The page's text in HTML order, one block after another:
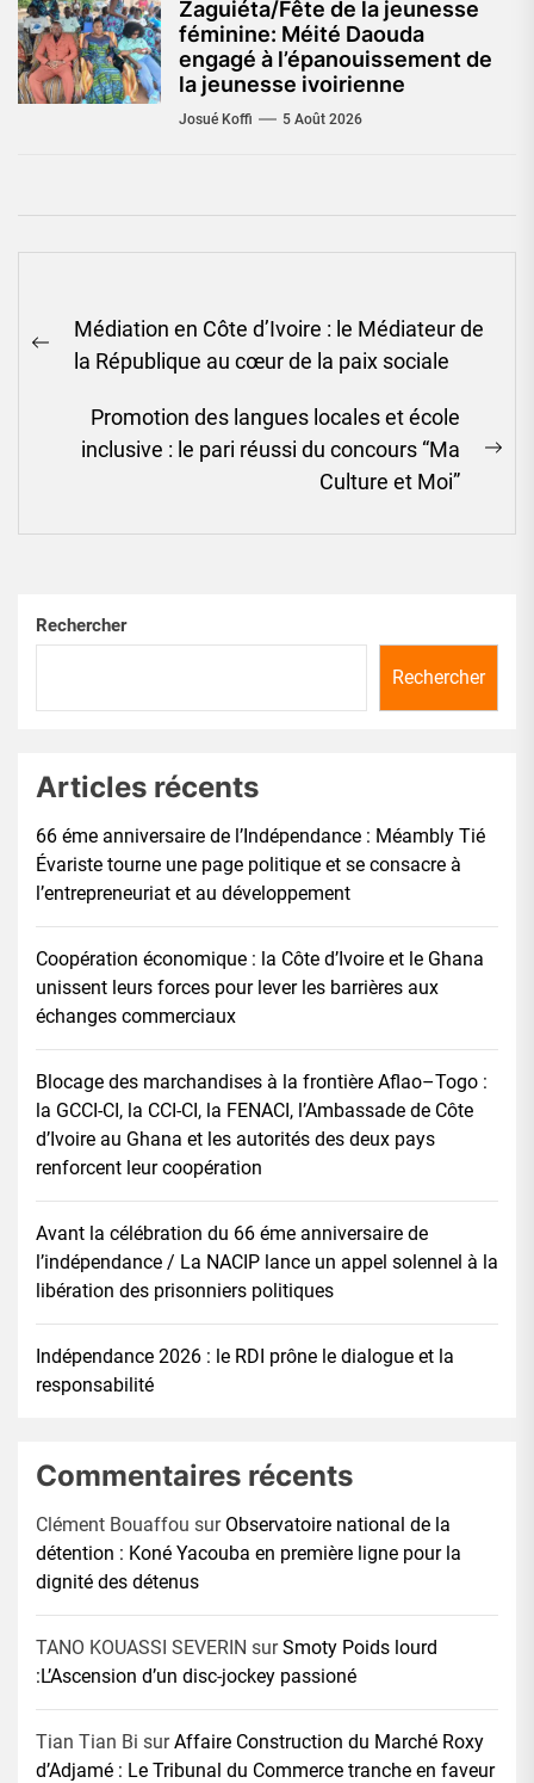
Zaguiéta/Fête de la jeunesse
féminine: Méité Daouda
engagé à l’épanouissement de
la jeunesse ivoirienne
Josué Koffi 5 Août 2026
de
l’article
Previous
Médiation en Côte d’Ivoire : le Médiateur de
la République au cœur de la paix sociale
Promotion des langues locales et école
inclusive : le pari réussi du concours “Ma
Culture et Moi”
Rechercher
Rechercher
Articles récents
66 éme anniversaire de l’Indépendance : Méambly Tié
Évariste tourne une page politique et se consacre à
l’entrepreneuriat et au développement
Coopération économique : la Côte d’Ivoire et le Ghana
unissent leurs forces pour lever les barrières aux
échanges commerciaux
Blocage des marchandises à la frontière Aflao–Togo :
la GCCI-CI, la CCI-CI, la FENACI, l’Ambassade de Côte
d’Ivoire au Ghana et les autorités des deux pays
renforcent leur coopération
Avant la célébration du 66 éme anniversaire de
l’indépendance / La NACIP lance un appel solennel à la
libération des prisonniers politiques
Indépendance 2026 : le RDI prône le dialogue et la
responsabilité
Commentaires récents
Clément Bouaffou sur Observatoire national de la
détention : Koné Yacouba en première ligne pour la
dignité des détenus
TANO KOUASSI SEVERIN surSmoty Poids lourd
:L’Ascension d’un disc-jockey passioné
Tian Tian Bi surAffaire Construction du Marché Roxy
d’Adjamé : Le Tribunal du Commerce tranche en faveur